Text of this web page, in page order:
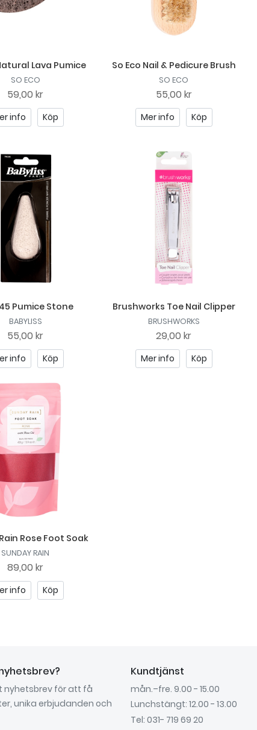
Lava Pumice
SO ECO
59,00 kr
info Köp
So Eco Nail & Pedicure Brush
SO ECO
55,00 kr
Mer info Köp
Pumice Stone
BABYLISS
55,00 kr
info Köp
Brushworks Toe Nail Clipper
BRUSHWORKS
29,00 kr
Mer info Köp
Rose Foot Soak
SUNDAY RAIN
89,00 kr
info Köp
nyhetsbrev för att få
unika erbjudanden och
Kundtjänst
mån.–fre. 9.00 - 15.00
Lunchstängt: 12.00 - 13.00
Tel: 031- 719 69 20